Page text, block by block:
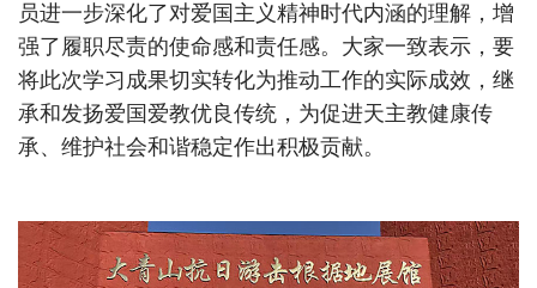
员进一步深化了对爱国主义精神时代内涵的理解，增
强了履职尽责的使命感和责任感。大家一致表示，要
将此次学习成果切实转化为推动工作的实际成效，继
承和发扬爱国爱教优良传统，为促进天主教健康传
承、维护社会和谐稳定作出积极贡献。